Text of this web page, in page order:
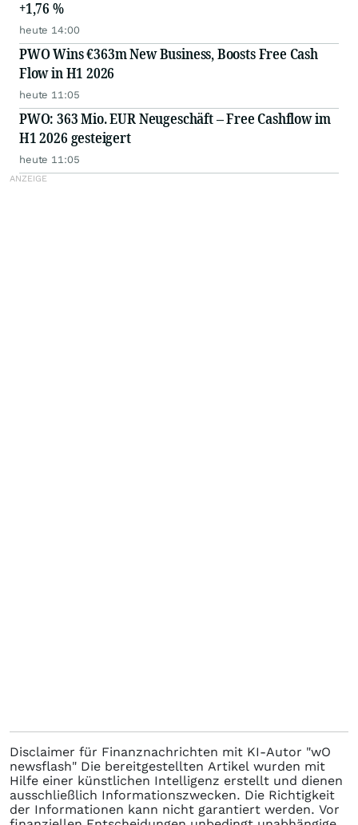
+1,76 %
heute 14:00
PWO Wins €363m New Business, Boosts Free Cash
Flow in H1 2026
heute 11:05
PWO: 363 Mio. EUR Neugeschäft – Free Cashflow im
H1 2026 gesteigert
heute 11:05
Disclaimer für Finanznachrichten mit KI-Autor "wO
newsflash" Die bereitgestellten Artikel wurden mit
Hilfe einer künstlichen Intelligenz erstellt und dienen
ausschließlich Informationszwecken. Die Richtigkeit
der Informationen kann nicht garantiert werden. Vor